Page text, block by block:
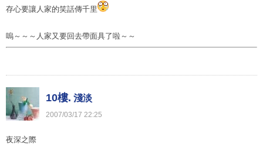
存心要讓人家的笑話傳千里
嗚～～～人家又要回去帶面具了啦～～
10樓. 淺淡
2007/03/17 22:25
夜深之際